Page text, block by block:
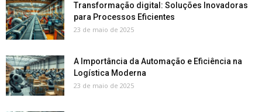
Transformação digital: Soluções Inovadoras
para Processos Eficientes
23 de maio de 2025
A Importância da Automação e Eficiência na
Logística Moderna
23 de maio de 2025